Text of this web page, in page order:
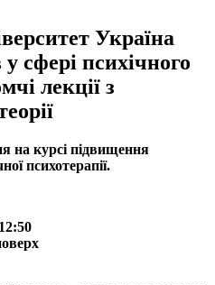
Україна
сфері психічного
лекції з
на курсі підвищення
психотерапії.